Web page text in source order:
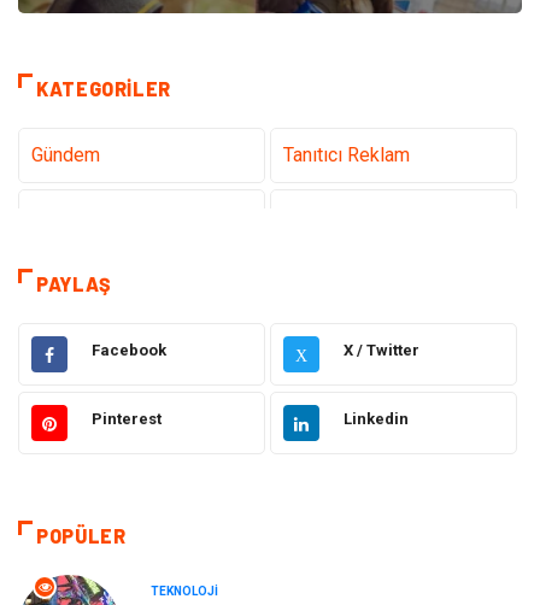
KATEGORILER
Gündem Tanıtıcı Reklam
Dekorasyon
Eğitim Hukuk
Ulaşım ve Taşımacılık Yapı İnşaat
Tekstil
Bilgisayar ve Yazılım
PAYLAŞ
Facebook X X / Twitter
Pinterest Linkedin
POPÜLER
TEKNOLOJI